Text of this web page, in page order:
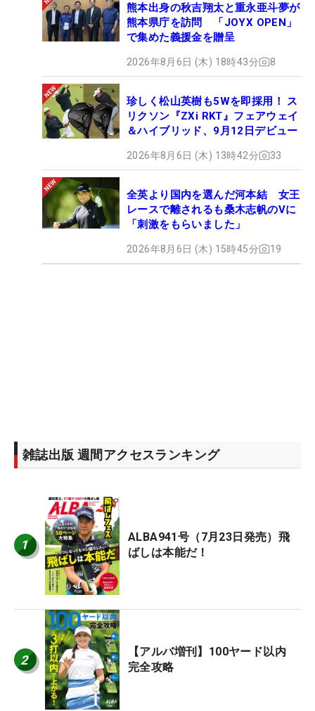
熊本出身の秋吉翔太と重永亜斗夢が
熊本県庁を訪問 「JOYX OPEN」
で集めた義援金を贈呈
2026年8月6日 (木) 18時43分 8
珍しく松山英樹も5Wを即採用！ ス
リクソン『ZXi RKT』フェアウェイ
＆ハイブリッド、9月12日デビュー
2026年8月6日 (木) 13時42分 33
全英より国内を選んだ河本結 女王
レースで離されるも桑木志帆のVに
「刺激をもらいました」
2026年8月6日 (木) 15時45分 19
雑誌出版 週間アクセスランキング
1
ALBA941号（7月23日発売）飛
ばしは本能だ！
2
【アルバ増刊】100ヤード以内
完全攻略